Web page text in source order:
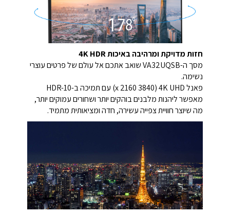
חזות מדויקת ומרהיבה באיכות 4K HDR
מסך ה-VA32UQSB שואב אתכם אל עולם של פרטים עוצרי
נשימה.
פאנל 4K UHD ‏(3840 x 2160) עם תמיכה ב-HDR-10
מאפשר ליהנות מלבנים בוהקים יותר ושחורים עמוקים יותר,
מה שיוצר חוויית צפייה עשירה, חדה ומציאותית מתמיד.